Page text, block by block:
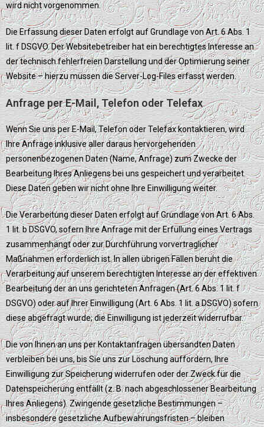
wird nicht vorgenommen.
Die Erfassung dieser Daten erfolgt auf Grundlage von Art. 6 Abs. 1
lit. f DSGVO. Der Websitebetreiber hat ein berechtigtes Interesse an
der technisch fehlerfreien Darstellung und der Optimierung seiner
Website – hierzu müssen die Server-Log-Files erfasst werden.
Anfrage per E-Mail, Telefon oder Telefax
Wenn Sie uns per E-Mail, Telefon oder Telefax kontaktieren, wird
Ihre Anfrage inklusive aller daraus hervorgehenden
personenbezogenen Daten (Name, Anfrage) zum Zwecke der
Bearbeitung Ihres Anliegens bei uns gespeichert und verarbeitet.
Diese Daten geben wir nicht ohne Ihre Einwilligung weiter.
Die Verarbeitung dieser Daten erfolgt auf Grundlage von Art. 6 Abs.
1 lit. b DSGVO, sofern Ihre Anfrage mit der Erfüllung eines Vertrags
zusammenhängt oder zur Durchführung vorvertraglicher
Maßnahmen erforderlich ist. In allen übrigen Fällen beruht die
Verarbeitung auf unserem berechtigten Interesse an der effektiven
Bearbeitung der an uns gerichteten Anfragen (Art. 6 Abs. 1 lit. f
DSGVO) oder auf Ihrer Einwilligung (Art. 6 Abs. 1 lit. a DSGVO) sofern
diese abgefragt wurde; die Einwilligung ist jederzeit widerrufbar.
Die von Ihnen an uns per Kontaktanfragen übersandten Daten
verbleiben bei uns, bis Sie uns zur Löschung auffordern, Ihre
Einwilligung zur Speicherung widerrufen oder der Zweck für die
Datenspeicherung entfällt (z. B. nach abgeschlossener Bearbeitung
Ihres Anliegens). Zwingende gesetzliche Bestimmungen –
insbesondere gesetzliche Aufbewahrungsfristen – bleiben